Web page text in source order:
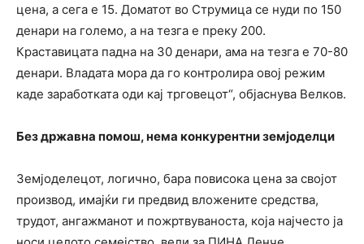
цена, а сега е 15. Доматот во Струмица се нуди по 150
денари на големо, а на тезга е преку 200.
Краставицата падна на 30 денари, ама на тезга е 70-80
денари. Владата мора да го контролира овој режим
каде заработката оди кај трговецот“, објаснува Велков.
Без државна помош, нема конкурентни земјоделци
Земјоделецот, логично, бара повисока цена за својот
производ, имајќи ги предвид вложените средства,
трудот, ангажманот и пожртвуваноста, која најчесто ја